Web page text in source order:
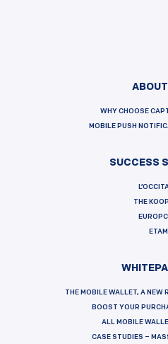
WHY CHOOSE
MOBILE PUSH
SUCCESS
THE
ETAM
THE MOBILE WALLET, A NEW
BOOST YOUR
ALL MOBILE
CASE STUDIES –